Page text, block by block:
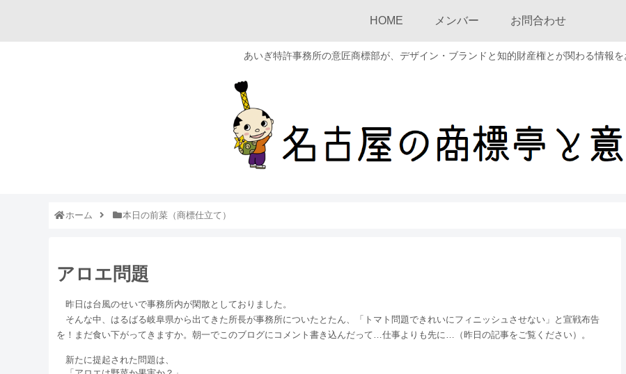
あいぎ特許事務所の意匠商標部が、デザイン・ブランドと知的財産権とが関わる情報を
HOME メンバー お問合わせ
ホーム 本日の前菜（商標仕立て）
アロエ問題
昨日は台風のせいで事務所内が閑散としておりました。
そんな中、はるばる岐阜県から出てきた所長が事務所についたとたん、「トマト問題できれいにフィニッシュさせない」と宣戦布告
を！まだ食い下がってきますか。朝一でこのブログにコメント書き込んだって…仕事よりも先に…（昨日の記事をご覧ください）。
新たに提起された問題は、